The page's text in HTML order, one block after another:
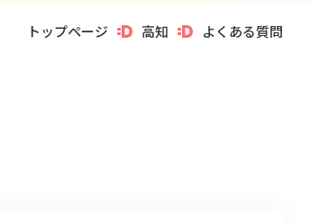
トップページ 高知 よくある質問